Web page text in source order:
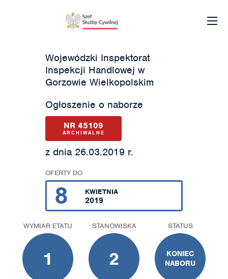
Wojewódzki Inspektorat
Inspekcji Handlowej w
Gorzowie Wielkopolskim
Ogłoszenie o naborze
NR 45109
ARCHIWALNE
z dnia 26.03.2019 r.
OFERTY DO
8 KWIETNIA
2019
WYMIAR ETATU
1
STANOWISKA
2
STATUS
KONIEC
NABORU